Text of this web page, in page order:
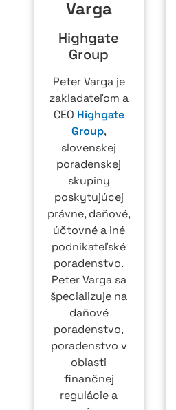
Varga
Highgate
Group
Peter Varga je
zakladateľom a
CEO Highgate
Group,
slovenskej
poradenskej
skupiny
poskytujúcej
právne, daňové,
účtovné a iné
podnikateľské
poradenstvo.
Peter Varga sa
špecializuje na
daňové
poradenstvo,
poradenstvo v
oblasti
finančnej
regulácie a